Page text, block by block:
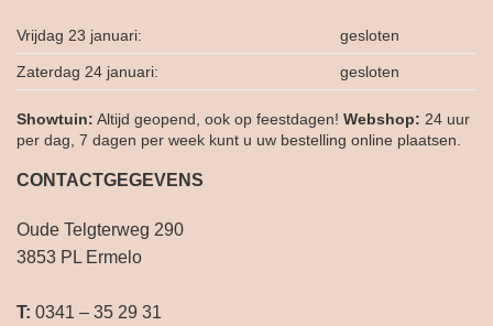
Vrijdag 23 januari: gesloten
Zaterdag 24 januari: gesloten
Showtuin: Altijd geopend, ook op feestdagen! Webshop: 24 uur
per dag, 7 dagen per week kunt u uw bestelling online plaatsen.
CONTACTGEGEVENS
Oude Telgterweg 290
3853 PL Ermelo
T: 0341 – 35 29 31